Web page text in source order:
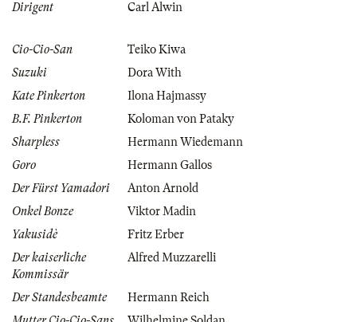
Dirigent
Carl Alwin
Cio-Cio-San
Teiko Kiwa
Suzuki
Dora With
Kate Pinkerton
Ilona Hajmassy
B.F. Pinkerton
Koloman von Pataky
Sharpless
Hermann Wiedemann
Goro
Hermann Gallos
Der Fürst Yamadori
Anton Arnold
Onkel Bonze
Viktor Madin
Yakusidè
Fritz Erber
Der kaiserliche
Kommissär
Alfred Muzzarelli
Der Standesbeamte
Hermann Reich